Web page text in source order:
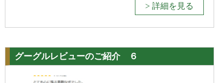
> 詳細を見る
グーグルレビューのご紹介 ６